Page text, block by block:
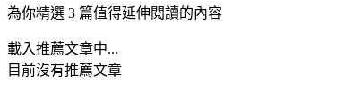
為你精選 3 篇值得延伸閱讀的內容
載入推薦文章中...
目前沒有推薦文章